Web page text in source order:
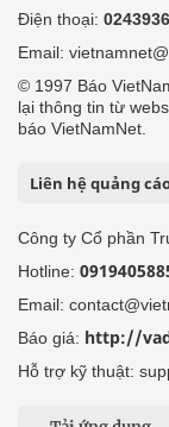
Điện thoại:
Email:
© 1997 Báo
lại thông tin từ
báo VietNamNet.
Liên hệ quảng
Công ty Cổ phần
Hotline:
Email:
Báo giá: http://
Hỗ trợ kỹ thuật: